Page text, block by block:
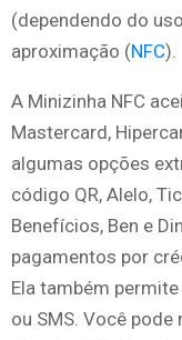
(dependendo do
aproximação (NFC).
A Minizinha NFC
Mastercard,
algumas opções
código QR, Alelo,
Benefícios, Ben e
pagamentos por
Ela também
ou SMS. Você